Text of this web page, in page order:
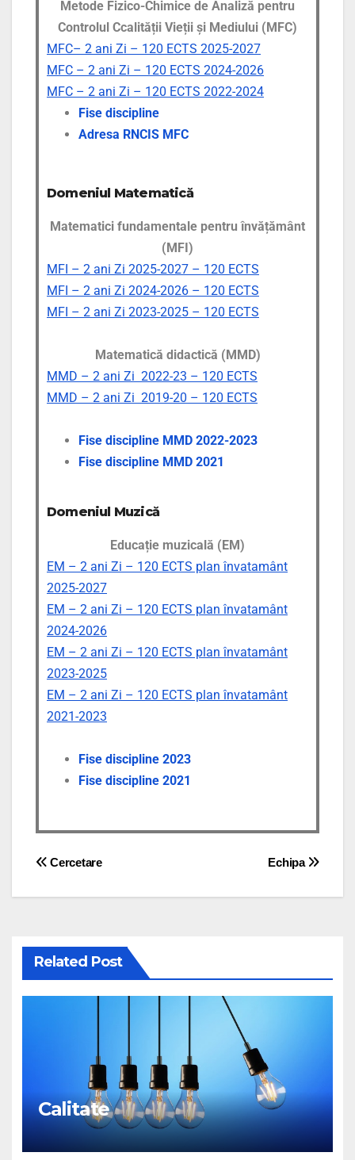
Metode Fizico-Chimice de Analiză pentru
Controlul Ccalității Vieții și Mediului (MFC)
MFC– 2 ani Zi – 120 ECTS 2025-2027
MFC – 2 ani Zi – 120 ECTS 2024-2026
MFC – 2 ani Zi – 120 ECTS 2022-2024
Fise discipline
Adresa RNCIS MFC
Domeniul Matematică
Matematici fundamentale pentru învățământ
(MFI)
MFI – 2 ani Zi 2025-2027 – 120 ECTS
MFI – 2 ani Zi 2024-2026 – 120 ECTS
MFI – 2 ani Zi 2023-2025 – 120 ECTS
Matematică didactică (MMD)
MMD – 2 ani Zi 2022-23 – 120 ECTS
MMD – 2 ani Zi 2019-20 – 120 ECTS
Fise discipline MMD 2022-2023
Fise discipline MMD 2021
Domeniul Muzică
Educație muzicală (EM)
EM – 2 ani Zi – 120 ECTS plan învatamânt
2025-2027
EM – 2 ani Zi – 120 ECTS plan învatamânt
2024-2026
EM – 2 ani Zi – 120 ECTS plan învatamânt
2023-2025
EM – 2 ani Zi – 120 ECTS plan învatamânt
2021-2023
Fise discipline 2023
Fise discipline 2021
Echipa
Cercetare
Related Post
Calitate